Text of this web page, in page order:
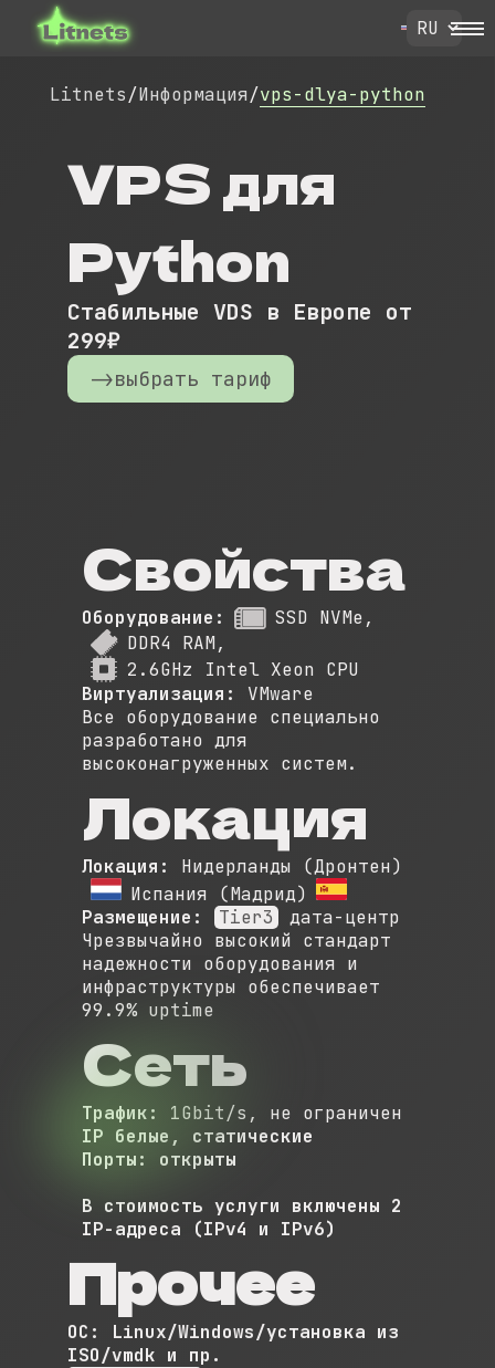
Litnets/Информация/vps-dlya-python
VPS для
Python
Стабильные VDS в Европе от
299₽
->выбрать тариф
Свойства
Оборудование: SSD NVMe ,
DDR4 RAM,
2.6GHz Intel Xeon CPU
Виртуализация:
VMware
Все оборудование специально
разработано для
высоконагруженных систем.
Локация
Локация:
Нидерланды (Дронтен)
Испания (Мадрид)
Размещение:
Tier3 дата-центр
Чрезвычайно высокий стандарт
надежности оборудования и
инфраструктуры обеспечивает
99.9% uptime
Сеть
Трафик:
1Gbit/s, не ограничен
IP белые, статические
Порты:
открыты
В стоимость услуги включены 2
IP-адреса (IPv4 и IPv6)
Прочее
ОС:
Linux/Windows/установка из
ISO/vmdk и пр.